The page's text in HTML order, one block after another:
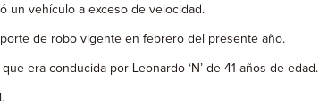
un vehículo a exceso de velocidad.
de robo vigente en febrero del presente año.
era conducida por Leonardo ‘N’ de 41 años de edad.